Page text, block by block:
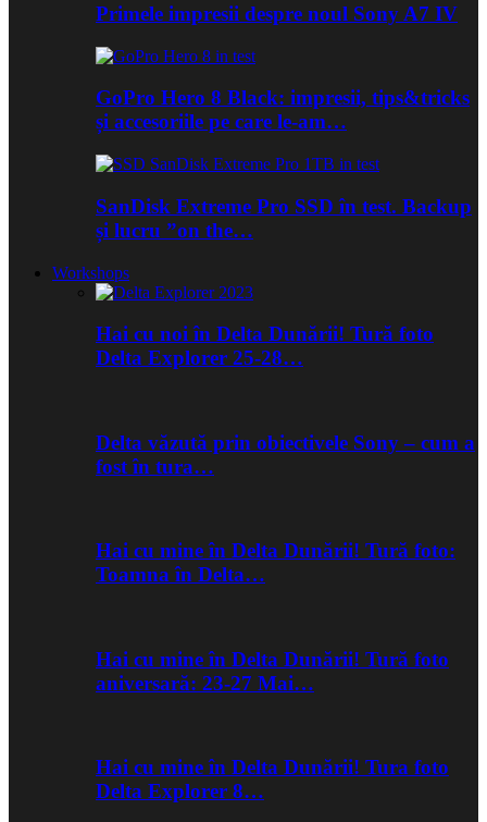
Primele impresii despre noul Sony A7 IV
GoPro Hero 8 Black: impresii, tips&tricks
și accesoriile pe care le-am…
SanDisk Extreme Pro SSD în test. Backup
și lucru ”on the…
Workshops
Hai cu noi în Delta Dunării! Tură foto
Delta Explorer 25-28…
Delta văzută prin obiectivele Sony – cum a
fost în tura…
Hai cu mine în Delta Dunării! Tură foto:
Toamna în Delta…
Hai cu mine în Delta Dunării! Tură foto
aniversară: 23-27 Mai…
Hai cu mine în Delta Dunării! Tura foto
Delta Explorer 8…